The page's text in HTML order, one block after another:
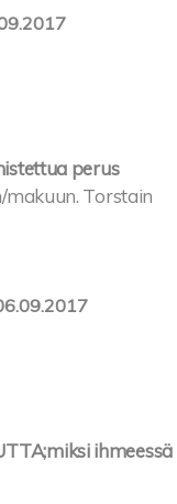
perus
Torstain
ihmeessä